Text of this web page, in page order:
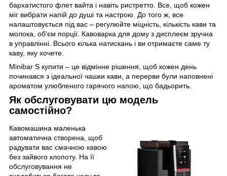
бархатистого флет вайта і навіть ристретто. Все, щоб кожен
міг вибрати напій до душі та настрою. До того ж, все
налаштовується під вас – регулюйте міцність, кількість кави та
молока, об'єм порції. Кавоварка для дому з дисплеєм зручна
в управлінні. Всього кілька натискань і ви отримаєте саме ту
каву, яку хочете.
Minibar S купити – це відмінне рішення, щоб кожен день
починався з ідеальної чашки кави, а перерви були наповнені
ароматом улюбленого гарячого напою, що бадьорить.
Як обслуговувати цю модель
самостійно?
Кавомашина маленька
автоматична створена, щоб
радувати вас смачною кавою
без зайвого клопоту. На її
обслуговування не